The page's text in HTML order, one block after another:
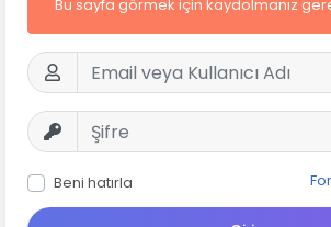
Bu sayfa görmek için kaydolmanız
Beni hatırla